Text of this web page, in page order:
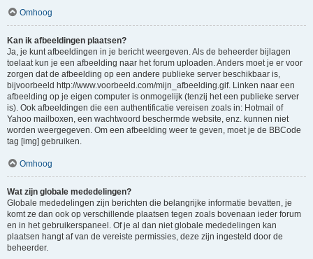
Omhoog
Kan ik afbeeldingen plaatsen?
Ja, je kunt afbeeldingen in je bericht weergeven. Als de beheerder bijlagen
toelaat kun je een afbeelding naar het forum uploaden. Anders moet je er voor
zorgen dat de afbeelding op een andere publieke server beschikbaar is,
bijvoorbeeld http://www.voorbeeld.com/mijn_afbeelding.gif. Linken naar een
afbeelding op je eigen computer is onmogelijk (tenzij het een publieke server
is). Ook afbeeldingen die een authentificatie vereisen zoals in: Hotmail of
Yahoo mailboxen, een wachtwoord beschermde website, enz. kunnen niet
worden weergegeven. Om een afbeelding weer te geven, moet je de BBCode
tag [img] gebruiken.
Omhoog
Wat zijn globale mededelingen?
Globale mededelingen zijn berichten die belangrijke informatie bevatten, je
komt ze dan ook op verschillende plaatsen tegen zoals bovenaan ieder forum
en in het gebruikerspaneel. Of je al dan niet globale mededelingen kan
plaatsen hangt af van de vereiste permissies, deze zijn ingesteld door de
beheerder.